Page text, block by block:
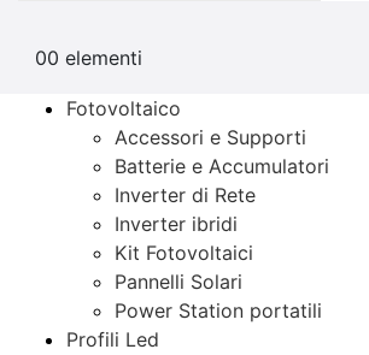
00 elementi
Fotovoltaico
Accessori e Supporti
Batterie e Accumulatori
Inverter di Rete
Inverter ibridi
Kit Fotovoltaici
Pannelli Solari
Power Station portatili
Profili Led